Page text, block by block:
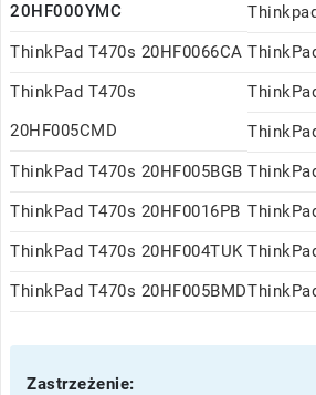
20HF000YMC
ThinkPad T470s 20HF0066CA
ThinkPad T470s
20HF005CMD
ThinkPad T470s 20HF005BGB
ThinkPad T470s 20HF0016PB
ThinkPad T470s 20HF004TUK
ThinkPad T470s 20HF005BMD
Zastrzeżenie: